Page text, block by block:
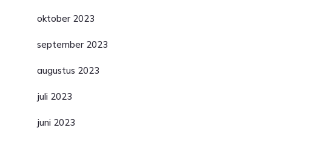
oktober 2023
september 2023
augustus 2023
juli 2023
juni 2023